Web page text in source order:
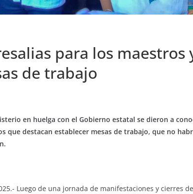
para los maestros
de trabajo
en huelga con el Gobierno estatal se dieron a
que destacan establecer mesas de trabajo, que no
Luego de una jornada de manifestaciones y cierres